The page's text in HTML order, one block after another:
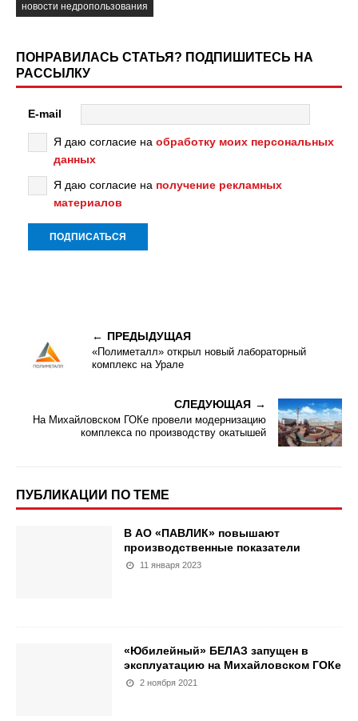
новости недропользования
ПОНРАВИЛАСЬ СТАТЬЯ? ПОДПИШИТЕСЬ НА
РАССЫЛКУ
E-mail
Я даю согласие на обработку моих персональных
данных
Я даю согласие на получение рекламных
материалов
ПРЕДЫДУЩАЯ
«Полиметалл» открыл новый лабораторный
комплекс на Урале
СЛЕДУЮЩАЯ
На Михайловском ГОКе провели модернизацию
комплекса по производству окатышей
ПУБЛИКАЦИИ ПО ТЕМЕ
В АО «ПАВЛИК» повышают
производственные показатели
11 января 2023
«Юбилейный» БЕЛАЗ запущен в
эксплуатацию на Михайловском ГОКе
2 ноября 2021